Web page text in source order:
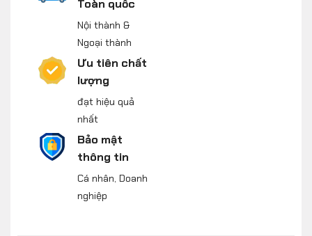
Toàn quốc
Nội thành &
Ngoại thành
Ưu tiên chất
lượng
đạt hiệu quả
nhất
Bảo mật
thông tin
Cá nhân, Doanh
nghiệp